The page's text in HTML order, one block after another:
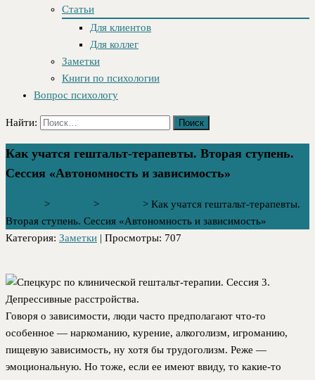
Статьи
Для клиентов
Для коллег
Заметки
Книги по психологии
Вопрос психологу
Найти:
Как учатся гештальт-терапевты. Вторая ступень.
Сессия «Автономность и зависимость»
> > > Как учатся гештальт-терапевты.
Вторая ступень. Сессия «Автономность и зависимость»
Категория: Заметки | Просмотры: 707
Говоря о зависимости, люди часто предполагают что-то
особенное — наркоманию, курение, алкоголизм, игроманию,
пищевую зависимость, ну хотя бы трудоголизм. Реже —
эмоциональную. Но тоже, если ее имеют ввиду, то какие-то